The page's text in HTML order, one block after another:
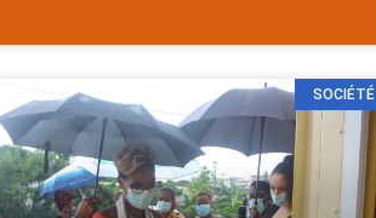
SOCIÉTÉ